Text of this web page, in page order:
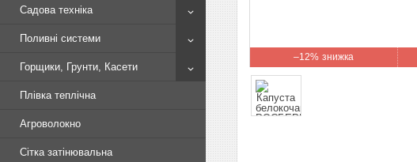
Садова техніка
Поливні системи
Горщики, Грунти, Касети
Плівка теплічна
Агроволокно
Сітка затінювальна
–12%